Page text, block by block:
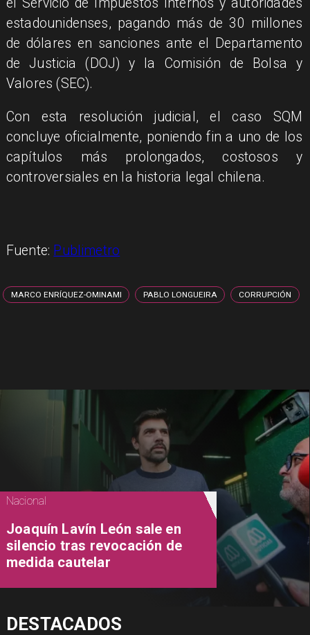
estadounidenses, pagando más de 30 millones
de dólares en sanciones ante el Departamento
de Justicia (DOJ) y la Comisión de Bolsa y
Valores (SEC).
Con esta resolución judicial, el caso SQM
concluye oficialmente, poniendo fin a uno de los
capítulos más prolongados, costosos y
controversiales en la historia legal chilena.
Fuente: Publimetro
MARCO ENRÍQUEZ-OMINAMI PABLO LONGUEIRA CORRUPCIÓN
Nacional
Joaquín Lavín León sale en
silencio tras revocación de
medida cautelar
DESTACADOS